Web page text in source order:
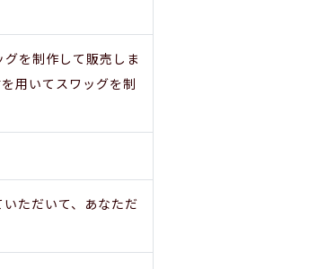
を制作して販売しま
用いてスワッグを制
ただいて、あなただ